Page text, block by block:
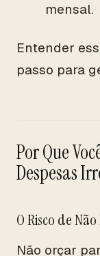
mensal.
Entender
passo para
Por Que
Despesas
O Risco de
Não orçar